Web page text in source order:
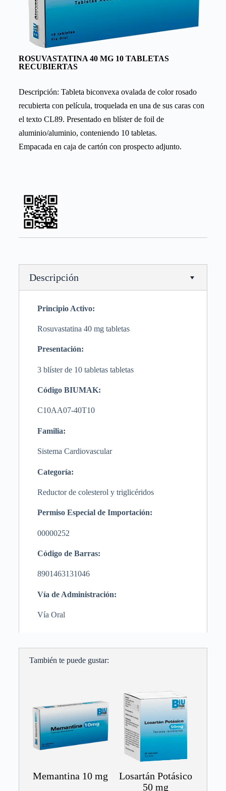
ROSUVASTATINA 40 MG 10 TABLETAS
RECUBIERTAS
Descripción: Tableta biconvexa ovalada de color rosado
recubierta con película, troquelada en una de sus caras con
el texto CL89. Presentado en blíster de foil de
aluminio/aluminio, conteniendo 10 tabletas.
Empacada en caja de cartón con prospecto adjunto.
Descripción
Principio Activo:
Rosuvastatina 40 mg tabletas
Presentación:
3 blíster de 10 tabletas tabletas
Código BIUMAK:
C10AA07-40T10
Familia:
Sistema Cardiovascular
Categoría:
Reductor de colesterol y triglicéridos
Permiso Especial de Importación:
00000252
Código de Barras:
8901463131046
Vía de Administración:
Vía Oral
También te puede gustar:
Memantina 10 mg
Losartán Potásico
50 mg